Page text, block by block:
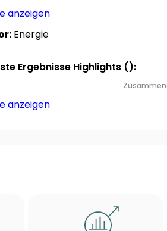
anzeigen
Energie
Ergebnisse Highlights ():
anzeigen